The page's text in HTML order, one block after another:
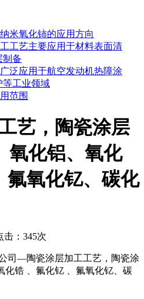
米氧化铈的应用方向
工艺主要应用于‌材料表面清
制备‌
泛应用于航空发动机热障涂
等工业领域
范围
艺，陶瓷涂层
氧化铝、氧化
氟氧化钇、碳化
击：345次
司—陶瓷涂层加工工艺，陶瓷涂
锆 、氟化钇 、氟氧化钇、碳